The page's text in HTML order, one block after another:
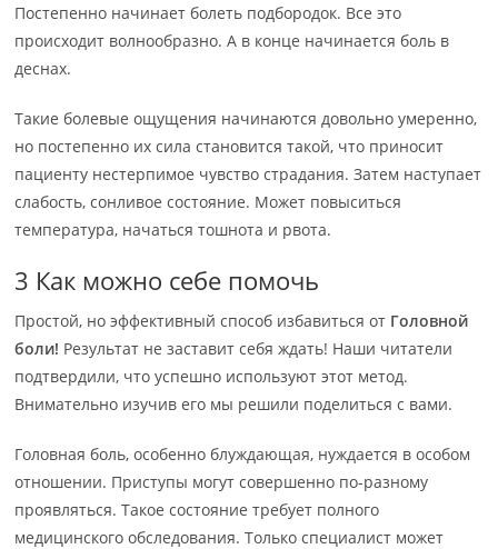
Постепенно начинает болеть подбородок. Все это
происходит волнообразно. А в конце начинается боль в
деснах.
Такие болевые ощущения начинаются довольно умеренно,
но постепенно их сила становится такой, что приносит
пациенту нестерпимое чувство страдания. Затем наступает
слабость, сонливое состояние. Может повыситься
температура, начаться тошнота и рвота.
3 Как можно себе помочь
Простой, но эффективный способ избавиться от Головной
боли! Результат не заставит себя ждать! Наши читатели
подтвердили, что успешно используют этот метод.
Внимательно изучив его мы решили поделиться с вами.
Головная боль, особенно блуждающая, нуждается в особом
отношении. Приступы могут совершенно по-разному
проявляться. Такое состояние требует полного
медицинского обследования. Только специалист может